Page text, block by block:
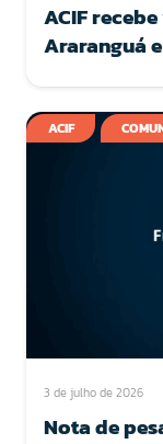
ACIF
Araranguá
ACIF
3 de julho de 2026
Nota de